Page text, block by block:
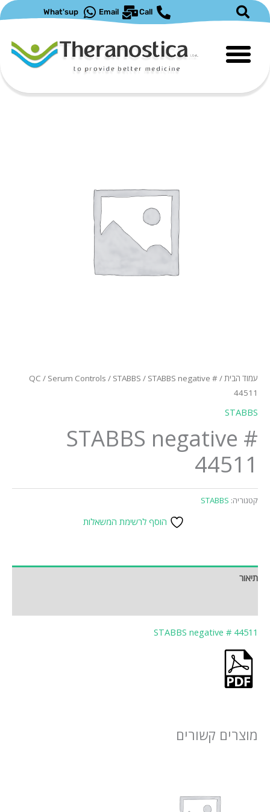
Call
Email
What'sup
עמוד הבית/
QC / Serum Controls / STABBS / STABBS negative #
44511
STABBS
STABBS negative #
44511
קטגוריה: STABBS
הוסף לרשימת המשאלות
תיאור
STABBS negative # 44511
מוצרים קשורים